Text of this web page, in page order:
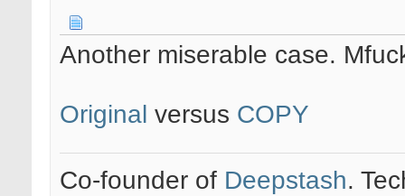
Another miserable case.
Original versus COPY
Co-founder of Deepstash.